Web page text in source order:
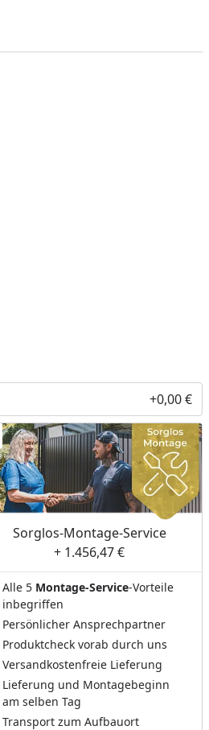
+0,00 €
Sorglos-Montage-Service
+ 1.456,47 €
Alle 5 Montage-Service-Vorteile
inbegriffen
Persönlicher Ansprechpartner
Produktcheck vorab durch uns
Versandkostenfreie Lieferung
Lieferung und Montagebeginn
am selben Tag
Transport zum Aufbauort